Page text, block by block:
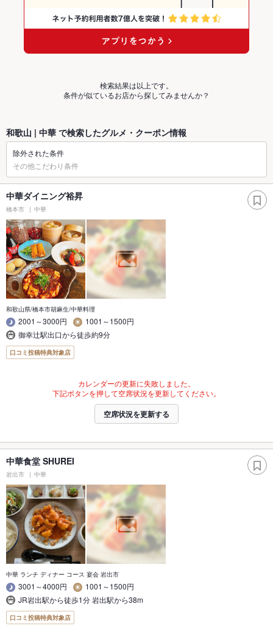
検索結果は以上です。
条件が似ているお店から探してみませんか？
和歌山 | 中華 で検索したグルメ・クーポン情報
除外された条件
その他こだわり条件
中華ダイニング裕昇
橋本市 中華
和歌山県/橋本市胡麻生/中華料理
2001～3000円
1001～1500円
御幸辻駅出口から徒歩約9分
口コミ投稿特典対象店
カレンダーの更新に失敗しました。
下記ボタンを押して空席状況を更新してください。
空席状況を更新する
中華食堂 SHUREI
岩出市 中華
中華 ランチ ディナー コース 宴会 岩出市
3001～4000円
1001～1500円
JR岩出駅から徒歩1分 岩出駅から38m
口コミ投稿特典対象店